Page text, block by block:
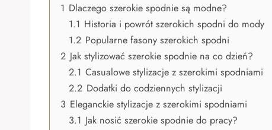
1 Dlaczego szerokie spodnie są modne?
1.1 Historia i powrót szerokich spodni do mody
1.2 Popularne fasony szerokich spodni
2 Jak stylizować szerokie spodnie na co dzień?
2.1 Casualowe stylizacje z szerokimi spodniami
2.2 Dodatki do codziennych stylizacji
3 Eleganckie stylizacje z szerokimi spodniami
3.1 Jak nosić szerokie spodnie do pracy?